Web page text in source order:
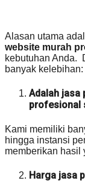
Alasan utama
website murah
kebutuhan Anda.
banyak kelebihan:
Adalah jasa
profesional
Kami memiliki
hingga instansi
memberikan hasil
Harga jasa